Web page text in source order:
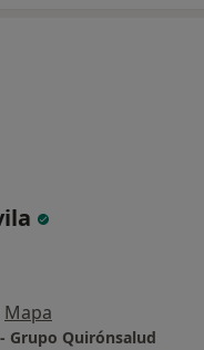
Mapa
Grupo Quirónsalud